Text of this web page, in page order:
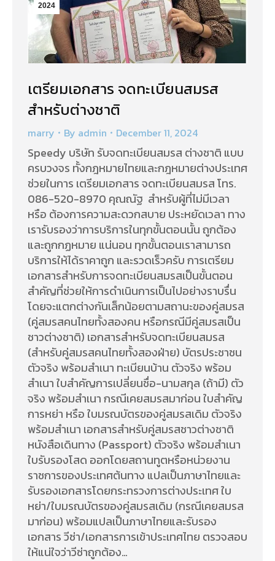
2024
เตรียมเอกสาร จดทะเบียนสมรส
สำหรับต่างชาติ
marry By admin December 11, 2024
Speedy บริษัท รับจดทะเบียนสมรส ต่างชาติ แบบ
ครบวงจร ทั้งกฎหมายไทยและกฎหมายต่างประเทศ
ช่วยในการ เตรียมเอกสาร จดทะเบียนสมรส โทร.
086-520-8970 คุณณัฐ สำหรับผู้ที่ไม่มีเวลา
หรือ ต้องการความสะดวกสบาย ประหยัดเวลา ทาง
เรารับรองว่าการบริการในทุกขั้นตอนนั้น ถูกต้อง
และถูกกฏหมาย แน่นอน ทุกขั้นตอนเราสามารถ
บริการให้ได้ราคาถูก และรวดเร็วครับ การเตรียม
เอกสารสำหรับการจดทะเบียนสมรสเป็นขั้นตอน
สำคัญที่ช่วยให้การดำเนินการเป็นไปอย่างราบรื่น
โดยจะแตกต่างกันเล็กน้อยตามสถานะของคู่สมรส
(คู่สมรสคนไทยทั้งสองคน หรือกรณีมีคู่สมรสเป็น
ชาวต่างชาติ) เอกสารสำหรับจดทะเบียนสมรส
(สำหรับคู่สมรสคนไทยทั้งสองฝ่าย) บัตรประชาชน
ตัวจริง พร้อมสำเนา ทะเบียนบ้าน ตัวจริง พร้อม
สำเนา ใบสำคัญการเปลี่ยนชื่อ-นามสกุล (ถ้ามี) ตัว
จริง พร้อมสำเนา กรณีเคยสมรสมาก่อน ใบสำคัญ
การหย่า หรือ ใบมรณบัตรของคู่สมรสเดิม ตัวจริง
พร้อมสำเนา เอกสารสำหรับคู่สมรสชาวต่างชาติ
หนังสือเดินทาง (Passport) ตัวจริง พร้อมสำเนา
ใบรับรองโสด ออกโดยสถานทูตหรือหน่วยงาน
ราชการของประเทศต้นทาง แปลเป็นภาษาไทยและ
รับรองเอกสารโดยกระทรวงการต่างประเทศ ใบ
หย่า/ใบมรณบัตรของคู่สมรสเดิม (กรณีเคยสมรส
มาก่อน) พร้อมแปลเป็นภาษาไทยและรับรอง
เอกสาร วีซ่า/เอกสารการเข้าประเทศไทย ตรวจสอบ
ให้แน่ใจว่าวีซ่าถูกต้อง…